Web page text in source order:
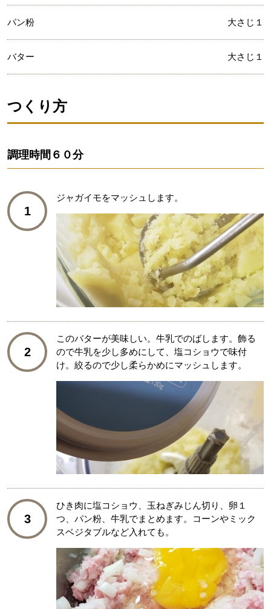
パン粉 大さじ１
バター 大さじ１
つくり方
調理時間 ６０分
1
ジャガイモをマッシュします。
2
このバターが美味しい。牛乳でのばします。飾る
ので牛乳を少し多めにして、塩コショウで味付
け。絞るので少し柔らかめにマッシュします。
3
ひき肉に塩コショウ、玉ねぎみじん切り、卵１
つ、パン粉、牛乳でまとめます。コーンやミック
スベジタブルなど入れても。